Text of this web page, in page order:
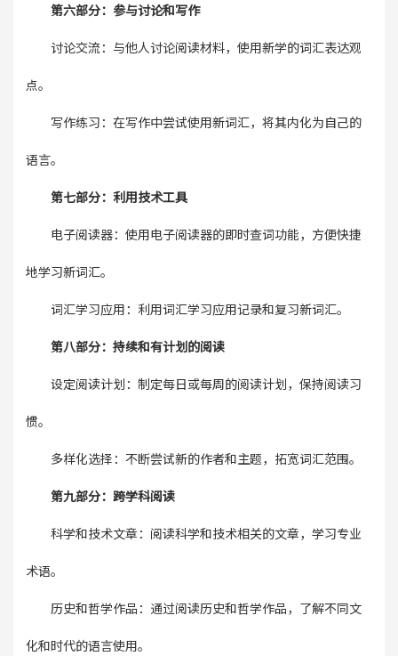
第六部分：参与讨论和写作
讨论交流：与他人讨论阅读材料，使用新学的词汇表达观
点。
写作练习：在写作中尝试使用新词汇，将其内化为自己的
语言。
第七部分：利用技术工具
电子阅读器：使用电子阅读器的即时查词功能，方便快捷
地学习新词汇。
词汇学习应用：利用词汇学习应用记录和复习新词汇。
第八部分：持续和有计划的阅读
设定阅读计划：制定每日或每周的阅读计划，保持阅读习
惯。
多样化选择：不断尝试新的作者和主题，拓宽词汇范围。
第九部分：跨学科阅读
科学和技术文章：阅读科学和技术相关的文章，学习专业
术语。
历史和哲学作品：通过阅读历史和哲学作品，了解不同文
化和时代的语言使用。